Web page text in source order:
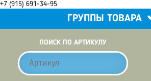
+7 (915) 691-34-95
ГРУППЫ ТОВАРА
ПОИСК ПО АРТИКУЛУ